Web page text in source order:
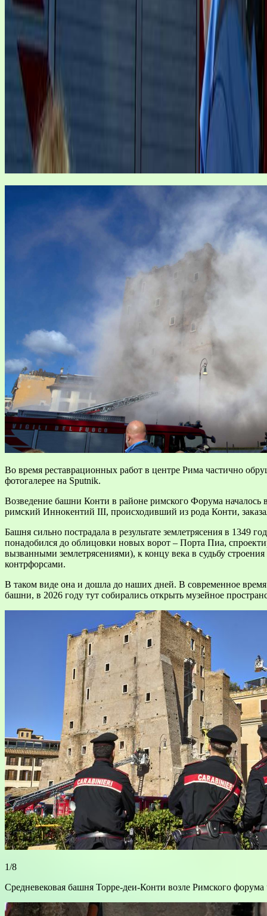
Во время реставрационных работ в центре Рима частично
фотогалерее на Sputnik.
Возведение башни Конти в районе римского Форума началось
римский Иннокентий III, происходивший из рода Конти,
Башня сильно пострадала в результате землетрясения в 1349
понадобился до облицовки новых ворот – Порта Пиа,
вызванными землетрясениями), к концу века в судьбу
контрфорсами.
В таком виде она и дошла до наших дней. В современное
башни, в 2026 году тут собирались открыть музейное
1/8
Средневековая башня Торре-деи-Конти возле Римского